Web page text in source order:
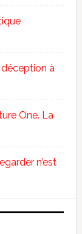
à
One. La
n’est